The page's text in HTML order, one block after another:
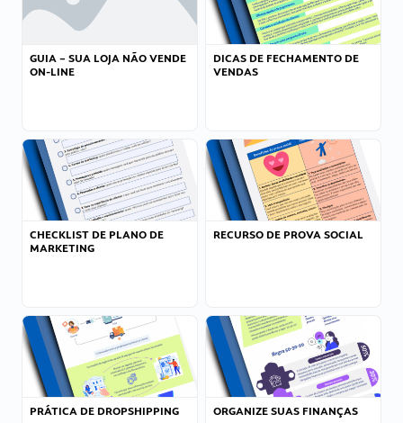
GUIA – SUA LOJA NÃO VENDE
ON-LINE
DICAS DE FECHAMENTO DE
VENDAS
CHECKLIST DE PLANO DE
MARKETING
RECURSO DE PROVA SOCIAL
PRÁTICA DE DROPSHIPPING ORGANIZE SUAS FINANÇAS